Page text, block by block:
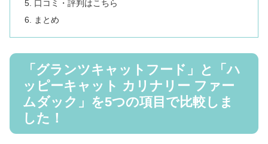
口コミ・評判はこちら
まとめ
「グランツキャットフード」と「ハ
ッピーキャット カリナリー ファー
ムダック」を5つの項目で比較しま
した！